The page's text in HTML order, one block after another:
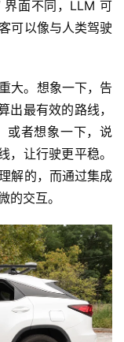
面不同，LLM 可
可以像与人类驾驶
大。想象一下，告
出最有效的路线，
或者想象一下，说
，让行驶更平稳。
解的，而通过集成
的交互。